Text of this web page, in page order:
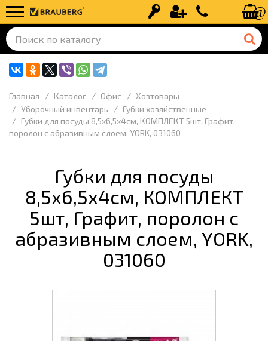
Вход Регистрация+7 (499) 110-
Главная Каталог Офис
Хозтовары
Уборочный инвентарь
Губки хозяйственные
Губки для посуды 8,5х6,5х4см, КОМПЛЕКТ 5шт, Графит,
поролон с абразивным слоем, YORK, 031060
Губки для посуды
8,5х6,5х4см, КОМПЛЕКТ
5шт, Графит, поролон с
абразивным слоем, YORK,
031060